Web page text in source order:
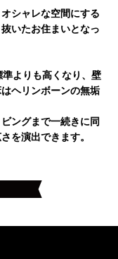
シャレな空間にする
いたお住まいとなっ
よりも高くなり、壁
ヘリンボーンの無垢
ングまで一続きに同
を演出できます。